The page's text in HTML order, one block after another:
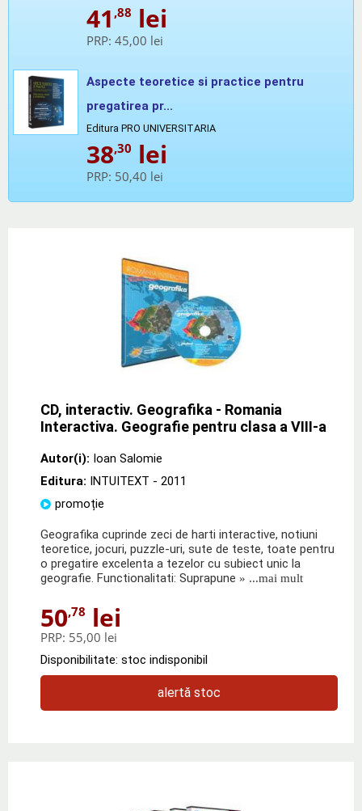
41 ,88 lei
PRP: 45,00 lei
Aspecte teoretice si practice pentru
pregatirea pr...
Editura PRO UNIVERSITARIA
38,30 lei
PRP: 50,40 lei
CD, interactiv. Geografika - Romania
Interactiva. Geografie pentru clasa a VIII-a
Autor(i): Ioan Salomie
Editura: INTUITEXT - 2011
promoție
Geografika cuprinde zeci de harti interactive, notiuni
teoretice, jocuri, puzzle-uri, sute de teste, toate pentru
o pregatire excelenta a tezelor cu subiect unic la
geografie. Functionalitati: Suprapune » ...mai mult
50,78 lei
PRP: 55,00 lei
Disponibilitate: stoc indisponibil
alertă stoc